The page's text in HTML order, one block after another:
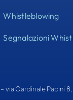
Whistleblowing
Segnalazioni
– via Cardinale Pacini